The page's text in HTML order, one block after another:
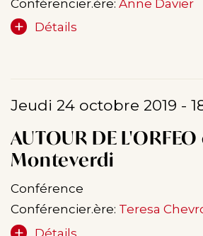
Conférencier.ère: Anne Davier
Détails
Jeudi 24 octobre 2019 -
AUTOUR DE
Monteverdi
Conférence
Conférencier.ère: Teresa
Détails